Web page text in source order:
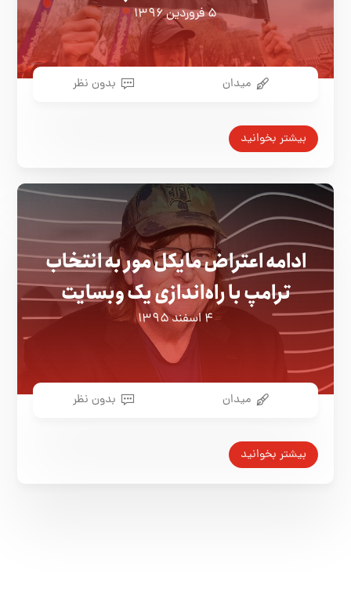
۵ فروردین ۱۳۹۶
میدان بدون نظر
بیشتر بخوانید
ادامه اعتراض مایکل مور به انتخاب
ترامپ با راه‌اندازی یک وبسایت
۴ اسفند ۱۳۹۵
میدان بدون نظر
بیشتر بخوانید